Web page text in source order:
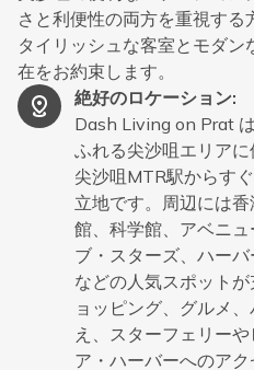
さと利便性の両方を重視す
タイリッシュな客室とモダ
在をお約束します。
絶好のロケーション:
Dash Living on Prat
ふれる尖沙咀エリアに
尖沙咀MTR駅からす
立地です。周辺には
館、科学館、アベニュ
ブ・スターズ、ハーバ
などの人気スポット
ョッピング、グルメ
え、スターフェリーや
ア・ハーバーへのア